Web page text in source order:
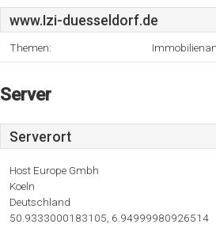
www.Izi-duesseldorf.de
Themen:
Server
Serverort
Host Europe Gmbh
Koeln
Deutschland
50.9333000183105, 6.94999980926514